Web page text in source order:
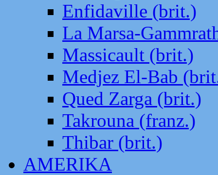
Enfidaville (brit.)
La Marsa-
Massicault (brit.)
Medjez El-Bab
Qued Zarga (brit.)
Takrouna (franz.)
Thibar (brit.)
AMERIKA